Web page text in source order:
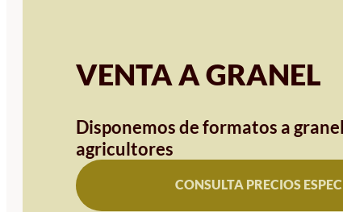
VENTA A GRANEL
Disponemos de formatos a
agricultores
CONSULTA PRECIOS